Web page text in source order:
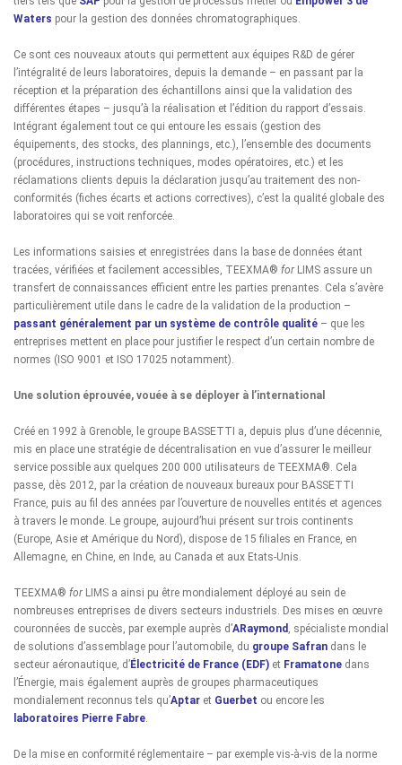
Waters pour la gestion des données chromatographiques.
Ce sont ces nouveaux atouts qui permettent aux équipes R&D de gérer
l’intégralité de leurs laboratoires, depuis la demande – en passant par la
réception et la préparation des échantillons ainsi que la validation des
différentes étapes – jusqu’à la réalisation et l’édition du rapport d’essais.
Intégrant également tout ce qui entoure les essais (gestion des
équipements, des stocks, des plannings, etc.), l’ensemble des documents
(procédures, instructions techniques, modes opératoires, etc.) et les
réclamations clients depuis la déclaration jusqu’au traitement des non-
conformités (fiches écarts et actions correctives), c’est la qualité globale des
laboratoires qui se voit renforcée.
Les informations saisies et enregistrées dans la base de données étant
tracées, vérifiées et facilement accessibles, TEEXMA® forLIMS assure un
transfert de connaissances efficient entre les parties prenantes. Cela s’avère
particulièrement utile dans le cadre de la validation de la production –
passant généralement par un système de contrôle qualité – que les
entreprises mettent en place pour justifier le respect d’un certain nombre de
normes (ISO 9001 et ISO 17025 notamment).
Une solution éprouvée, vouée à se déployer à l’international
Créé en 1992 à Grenoble, le groupe BASSETTI a, depuis plus d’une décennie,
mis en place une stratégie de décentralisation en vue d’assurer le meilleur
service possible aux quelques 200 000 utilisateurs de TEEXMA®. Cela
passe, dès 2012, par la création de nouveaux bureaux pour BASSETTI
France, puis au fil des années par l’ouverture de nouvelles entités et agences
à travers le monde. Le groupe, aujourd’hui présent sur trois continents
(Europe, Asie et Amérique du Nord), dispose de 15 filiales en France, en
Allemagne, en Chine, en Inde, au Canada et aux Etats-Unis.
TEEXMA® forLIMS a ainsi pu être mondialement déployé au sein de
nombreuses entreprises de divers secteurs industriels. Des mises en œuvre
couronnées de succès, par exemple auprès d’ARaymond , spécialiste mondial
de solutions d’assemblage pour l’automobile, du groupe Safran dans le
secteur aéronautique, d’Électricité de France (EDF) et Framatone dans
l’Énergie, mais également auprès de groupes pharmaceutiques
mondialement reconnus tels qu’Aptar et Guerbet ou encore les
laboratoires Pierre Fabre.
De la mise en conformité réglementaire – par exemple vis-à-vis de la norme